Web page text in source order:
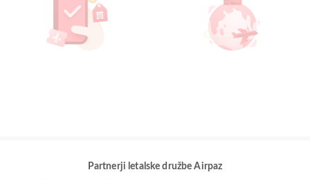
Partnerji letalske družbe Airpaz